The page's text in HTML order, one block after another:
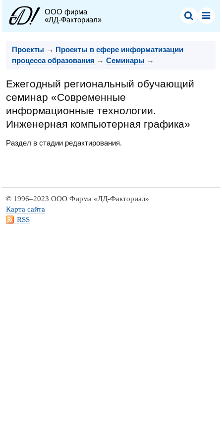
ООО фирма
«ЛД-Факториал»
Проекты →
Проекты в сфере информатизации
процесса образования →Семинары →
Ежегодный региональный обучающий
семинар «Современные
информационные технологии.
Инженерная компьютерная графика»
Раздел в стадии редактирования.
© 1996–2023 ООО Фирма «ЛД-Факториал»
Карта сайта
RSS